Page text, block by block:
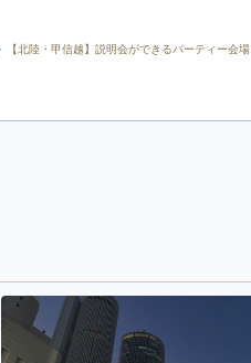
【北陸・甲信越】説明会ができるパーティー会場